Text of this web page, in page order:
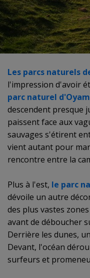
Les parcs naturels
l'impression d'avoir
parc naturel
descendent presque
paissent face aux
sauvages s'étirent
vient autant pour
rencontre entre la
Plus à l'est, le parc
dévoile un autre
des plus vastes
avant de déboucher
Derrière les dunes,
Devant, l'océan
surfeurs et